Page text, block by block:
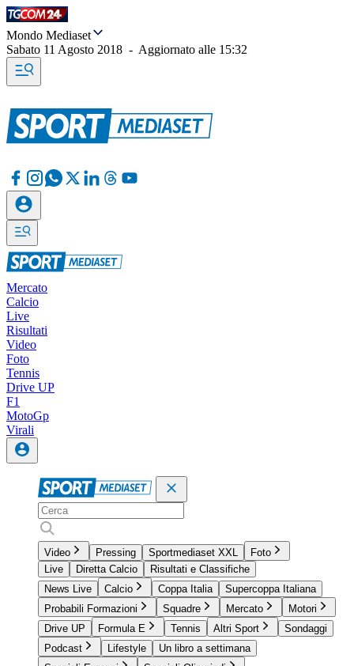
Mondo Mediaset
Sabato 11 Agosto 2018 - Aggiornato alle 15:32
Mercato
Calcio
Live
Risultati
Video
Foto
Tennis
Drive UP
F1
MotoGp
Virali
Video Pressing Sportmediaset XXL
Foto
Live
Diretta Calcio
Risultati e Classifiche
News Live
Calcio Coppa Italia
Supercoppa Italiana
Probabili Formazioni
Squadre Mercato
Motori
Drive UP
Formula E Tennis Altri Sport
Sondaggi
Podcast
Lifestyle
Un libro a settimana